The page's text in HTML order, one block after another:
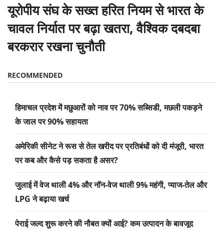
यूरोपीय संघ के सख्त हरित नियम से भारत के
चावल निर्यात पर बढ़ा खतरा, वैश्विक दबदबा
बरकरार रखना चुनौती
RECOMMENDED
हिमाचल प्रदेश में मछुआरों को नाव पर 70% सब्सिडी, मछली पकड़ने
के जाल पर 90% सहायता
अमेरिकी सीनेट ने रूस से तेल खरीद पर प्रतिबंधों को दी मंजूरी, भारत
पर कब और कैसे पड़ सकता है असर?
जुलाई में वेज थाली 4% और नॉन-वेज थाली 9% महंगी, प्याज-तेल और
LPG ने बढ़ाया खर्च
पेराई जल्द शुरू करने की नौबत क्यों आई? कम उत्पादन के बावजूद